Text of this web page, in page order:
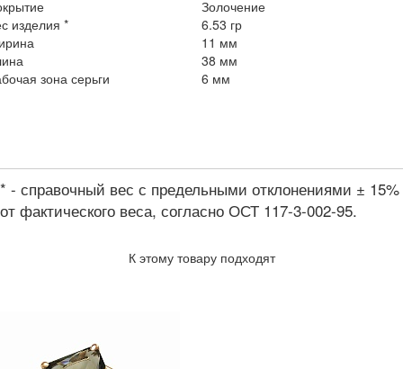
Золочение
изделия *
6.53 гр
11 мм
38 мм
зона серьги
6 мм
* - справочный вес с предельными отклонениями ± 15%
от фактического веса, согласно ОСТ 117-3-002-95.
К этому товару подходят